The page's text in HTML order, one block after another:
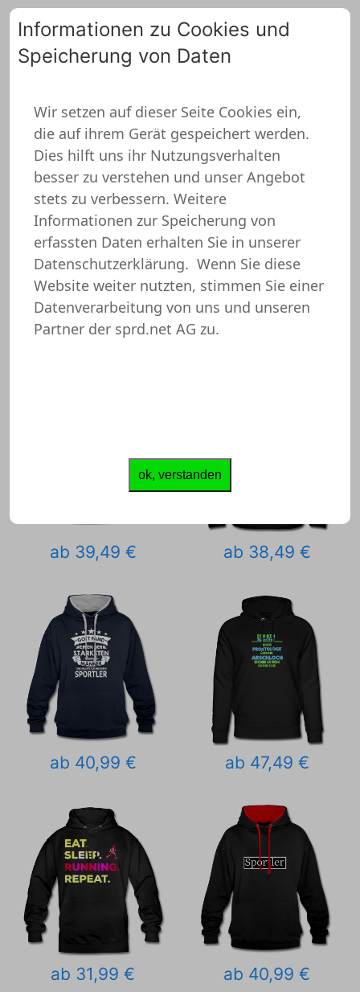
Sport LK Hoodie
ab 39,49 € ab 38,49 €
ab 40,99 € ab 47,49 €
ab 31,99 € ab 40,99 €
Informationen zu Cookies und
Speicherung von Daten
Wir setzen auf dieser Seite Cookies ein,
die auf ihrem Gerät gespeichert werden.
Dies hilft uns ihr Nutzungsverhalten
besser zu verstehen und unser Angebot
stets zu verbessern. Weitere
Informationen zur Speicherung von
erfassten Daten erhalten Sie in unserer
Datenschutzerklärung. Wenn Sie diese
Website weiter nutzten, stimmen Sie einer
Datenverarbeitung von uns und unseren
Partner der sprd.net AG zu.
ok, verstanden